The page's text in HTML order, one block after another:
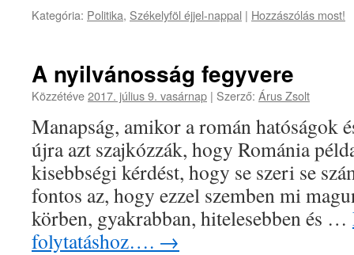
Kategória: Politika, Székelyföl éjjel-nappal | Hozzászólás most!
A nyilvánosság fegyvere
Közzétéve2017. július 9. vasárnap | Szerző: Árus Zsolt
Manapság, amikor a román hatóságok
újra azt szajkózzák, hogy Románia
kisebbségi kérdést, hogy se szeri se
fontos az, hogy ezzel szemben mi
körben, gyakrabban, hitelesebben és …
folytatáshoz…. →